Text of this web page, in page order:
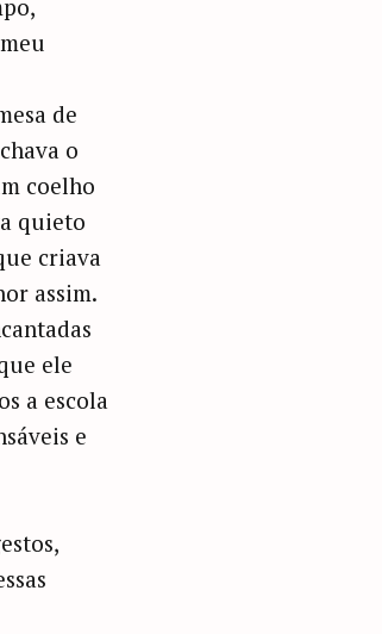
de
o
coelho
quieto
criava
assim.
ele
a escola
e